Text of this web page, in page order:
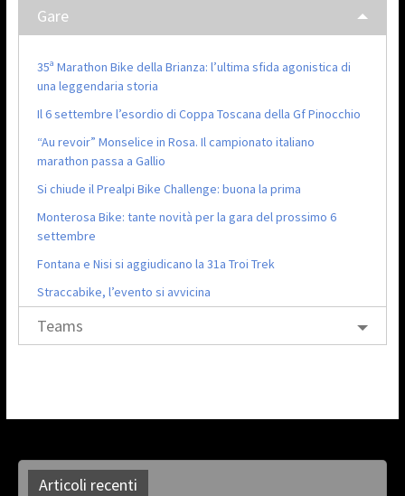
Gare
35ª Marathon Bike della Brianza: l’ultima sfida agonistica di
una leggendaria storia
Il 6 settembre l’esordio di Coppa Toscana della Gf Pinocchio
“Au revoir” Monselice in Rosa. Il campionato italiano
marathon passa a Gallio
Si chiude il Prealpi Bike Challenge: buona la prima
Monterosa Bike: tante novità per la gara del prossimo 6
settembre
Fontana e Nisi si aggiudicano la 31a Troi Trek
Straccabike, l’evento si avvicina
Teams
Articoli recenti